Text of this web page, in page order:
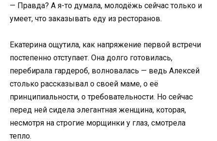
— Правда? А я-то думала, молодёжь сейчас только и
умеет, что заказывать еду из ресторанов.
Екатерина ощутила, как напряжение первой встречи
постепенно отступает. Она долго готовилась,
перебирала гардероб, волновалась — ведь Алексей
столько рассказывал о своей маме, о её
принципиальности, о требовательности. Но сейчас
перед ней сидела элегантная женщина, которая,
несмотря на строгие морщинки у глаз, смотрела
тепло.